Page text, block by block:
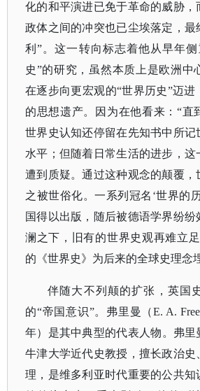
化的和平演进已免于革命的威胁，
政体之间的冲突也已尘埃落定，最
利”。这一转向标志着他从早年
史”的研究，虽然本质上是欧洲中
在逐步向更宏观的“世界历史”迈
的思想遗产。因为在他看来：“直
世界史认知还停留在先知书中所记
水平；但随着日常生活的进步，这
遭到质疑。通过这种观念的颠覆，
之被世俗化。一系列冠名‘世界的
国得以出版，随后被德语学界纷纷
澜之下，旧有的世界史观再难立
的《世界史》为后来的全球史理念
伴随大不列颠的扩张，英国
的“帝国意识”。弗里曼（E. A.
年）是其中典型的代表人物。弗里
牛津大学近代史教授，擅长政治史
理，是维多利亚时代重要的公共知